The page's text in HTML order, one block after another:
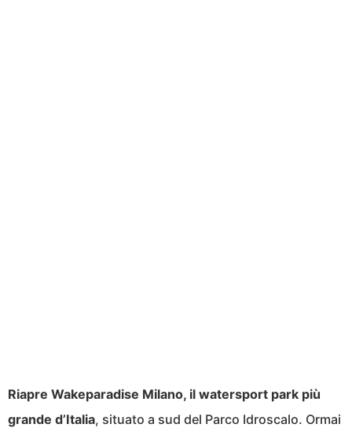
Riapre Wakeparadise Milano, il watersport park più
grande d’Italia, situato a sud del Parco Idroscalo. Ormai